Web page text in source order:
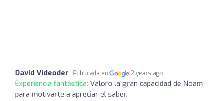
David Videoder Publicada en 2 years ago
Experiencia fantástica: Valoro la gran capacidad de Noam
para motivarte a apreciar el saber.